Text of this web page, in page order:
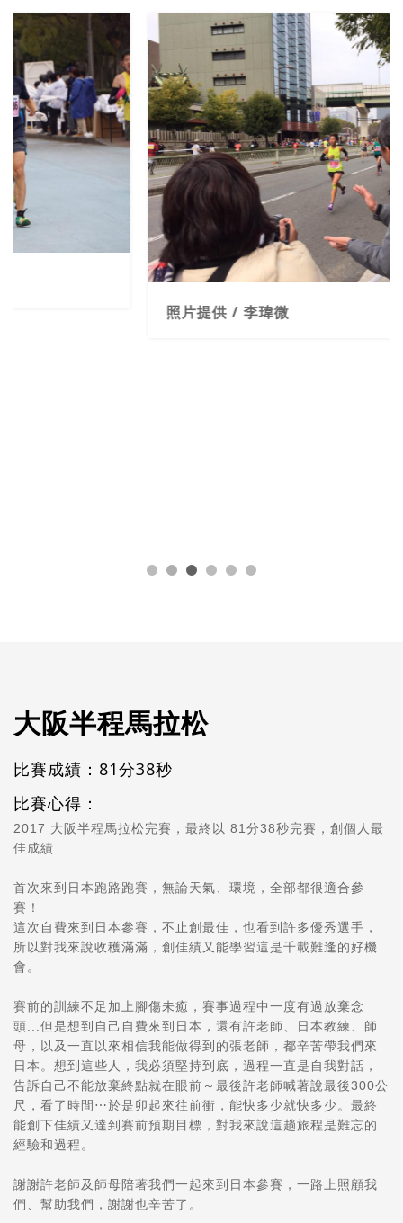
大阪半程馬拉松
比賽成績：81分38秒
比賽心得：
2017 大阪半程馬拉松完賽，最終以 81分38秒完賽，創個人最
佳成績
首次來到日本跑路跑賽，無論天氣、環境，全部都很適合參
賽！
這次自費來到日本參賽，不止創最佳，也看到許多優秀選手，
所以對我來說收穫滿滿，創佳績又能學習這是千載難逢的好機
會。
賽前的訓練不足加上腳傷未癒，賽事過程中一度有過放棄念
頭 ...但是想到自己自費來到日本，還有許老師、日本教練、師
母，以及一直以來相信我能做得到的張老師 ，都辛苦帶我們來
日本。想到這些人，我必須堅持到底，過程一直是自我對話，
告訴自己不能放棄終點就在眼前～最後許老師喊著說最後300公
尺，看了時間⋯於是卯起來往前衝，能快多少就快多少。最終
能創下佳績又達到賽前預期目標，對我來說這趟旅程是難忘的
經驗和過程。
謝謝許老師及師母陪著我們一起來到日本參賽，一路上照顧我
們、幫助我們，謝謝也辛苦了。